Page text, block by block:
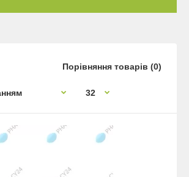
Порівняння товарів (0)